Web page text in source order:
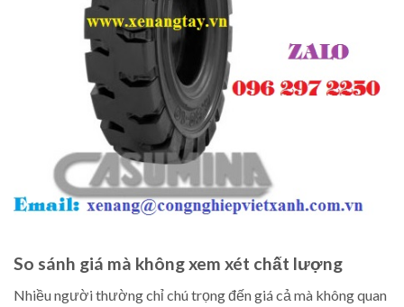
So sánh giá mà không xem xét chất lượng
Nhiều người thường chỉ chú trọng đến giá cả mà không quan